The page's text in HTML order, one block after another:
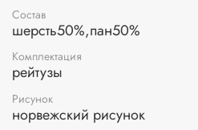
Состав
шерсть50%,пан50%
Комплектация
рейтузы
Рисунок
норвежский рисунок